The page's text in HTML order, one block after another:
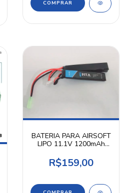
BATERIA PARA AIRSOFT
LIPO 11.1V 1200mAh
R$159,00